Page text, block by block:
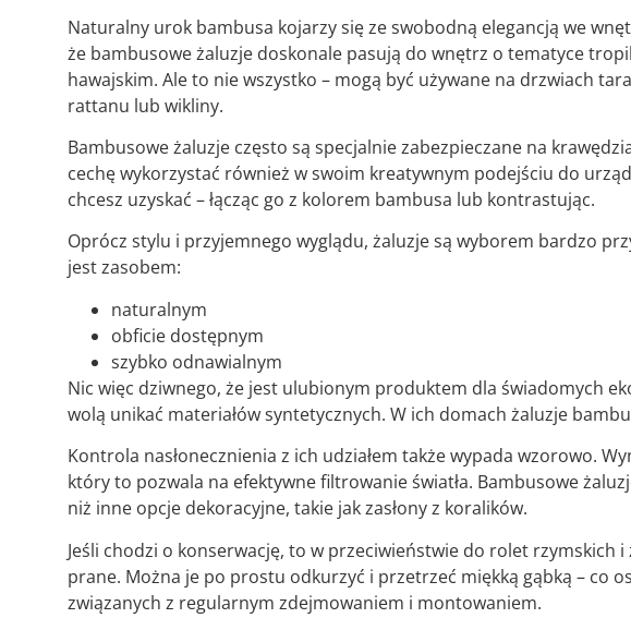
Naturalny urok bambusa kojarzy się ze swobodną elegancją we
że bambusowe żaluzje doskonale pasują do wnętrz o tematyce
hawajskim. Ale to nie wszystko – mogą być używane na drzwiach
rattanu lub wikliny.
Bambusowe żaluzje często są specjalnie zabezpieczane na
cechę wykorzystać również w swoim kreatywnym podejściu do
chcesz uzyskać – łącząc go z kolorem bambusa lub kontrastując.
Oprócz stylu i przyjemnego wyglądu, żaluzje są wyborem bardzo
jest zasobem:
naturalnym
obficie dostępnym
szybko odnawialnym
Nic więc dziwnego, że jest ulubionym produktem dla świadomych
wolą unikać materiałów syntetycznych. W ich domach żaluzje
Kontrola nasłonecznienia z ich udziałem także wypada wzorowo.
który to pozwala na efektywne filtrowanie światła. Bambusowe
niż inne opcje dekoracyjne, takie jak zasłony z koralików.
Jeśli chodzi o konserwację, to w przeciwieństwie do rolet rzymskich
prane. Można je po prostu odkurzyć i przetrzeć miękką gąbką – co
związanych z regularnym zdejmowaniem i montowaniem.